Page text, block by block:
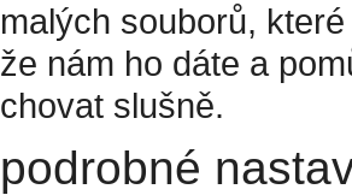
malých souborů,
že nám ho dáte a
chovat slušně.
podrobné